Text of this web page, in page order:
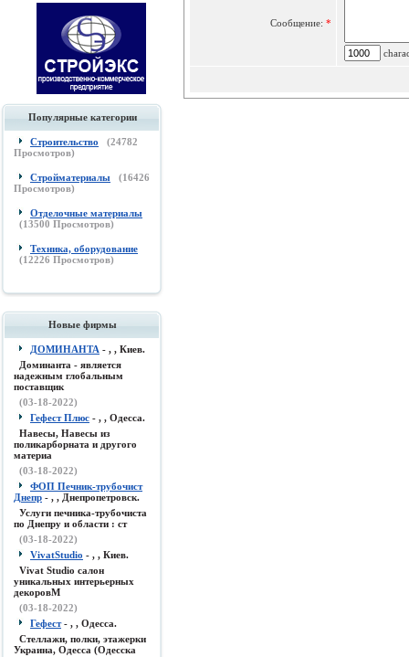
Популярные категории
Строительство (24782
Просмотров)
Стройматериалы (16426
Просмотров)
Отделочные материалы
(13500 Просмотров)
Техника, оборудование
(12226 Просмотров)
Новые фирмы
ДОМИНАНТА - , , Киев.
Доминанта - является
надежным глобальным
поставщик
(03-18-2022)
Гефест Плюс - , , Одесса.
Навесы, Навесы из
поликарборната и другого
материа
(03-18-2022)
ФОП Печник-трубочист
Днепр - , , Днепропетровск.
Услуги печника-трубочиста
по Днепру и области : ст
(03-18-2022)
VivatStudio - , , Киев.
Vivat Studio салон
уникальных интерьерных
декоровМ
(03-18-2022)
Гефест- , , Одесса.
Стеллажи, полки, этажерки
Украина, Одесса (Одесска
Сообщение: *